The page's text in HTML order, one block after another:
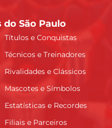
São Paulo
Títulos e Conquistas
Técnicos e Treinadores
Rivalidades e Clássicos
Mascotes e Símbolos
Estatísticas e Recordes
Filiais e Parceiros